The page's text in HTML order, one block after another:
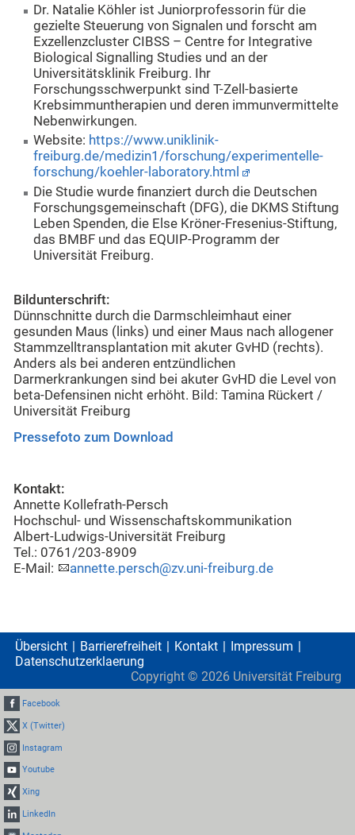
Dr. Natalie Köhler ist Juniorprofessorin für die
gezielte Steuerung von Signalen und forscht am
Exzellenzcluster CIBSS – Centre for Integrative
Biological Signalling Studies und an der
Universitätsklinik Freiburg. Ihr
Forschungsschwerpunkt sind T-Zell-basierte
Krebsimmuntherapien und deren immunvermittelte
Nebenwirkungen.
Website: https://www.uniklinik-
freiburg.de/medizin1/forschung/experimentelle-
forschung/koehler-laboratory.html
Die Studie wurde finanziert durch die Deutschen
Forschungsgemeinschaft (DFG), die DKMS Stiftung
Leben Spenden, die Else Kröner-Fresenius-Stiftung,
das BMBF und das EQUIP-Programm der
Universität Freiburg.
Bildunterschrift:
Dünnschnitte durch die Darmschleimhaut einer
gesunden Maus (links) und einer Maus nach allogener
Stammzelltransplantation mit akuter GvHD (rechts).
Anders als bei anderen entzündlichen
Darmerkrankungen sind bei akuter GvHD die Level von
beta-Defensinen nicht erhöht. Bild: Tamina Rückert /
Universität Freiburg
Pressefoto zum Download
Kontakt:
Annette Kollefrath-Persch
Hochschul- und Wissenschaftskommunikation
Albert-Ludwigs-Universität Freiburg
Tel.: 0761/203-8909
E-Mail:
annette.persch@zv.uni-freiburg.de
Übersicht Barrierefreiheit Kontakt
Impressum
Datenschutzerklaerung
Copyright © 2026 Universität Freiburg
Facebook
X (Twitter)
Instagram
Youtube
Xing
LinkedIn